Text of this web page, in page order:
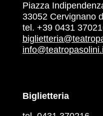
Piazza
33052 Cervignano
tel. +39 0431
Biglietteria